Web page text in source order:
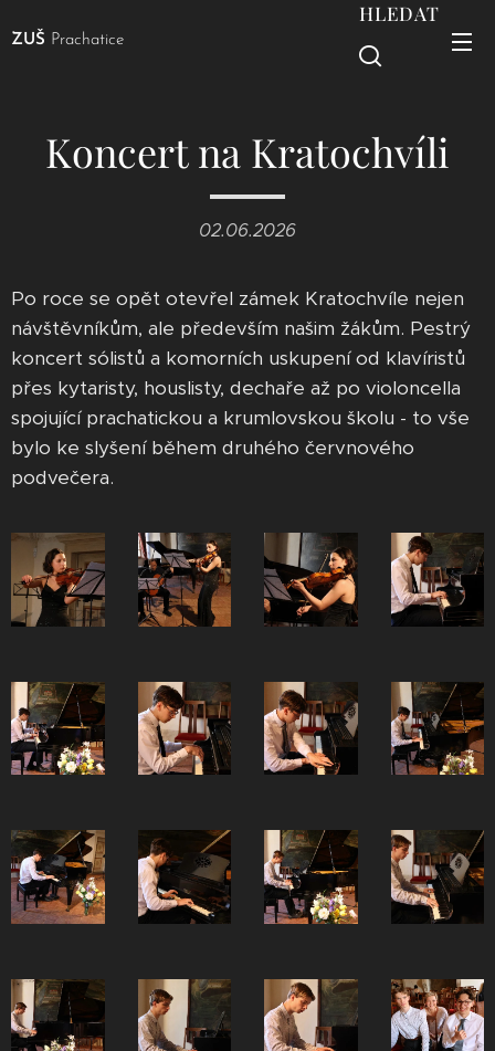
ZUŠ Prachatice
HLEDAT
Koncert na Kratochvíli
02.06.2026
Po roce se opět otevřel zámek Kratochvíle nejen
návštěvníkům, ale především našim žákům. Pestrý
koncert sólistů a komorních uskupení od klavíristů
přes kytaristy, houslisty, dechaře až po violoncella
spojující prachatickou a krumlovskou školu - to vše
bylo ke slyšení během druhého červnového
podvečera.